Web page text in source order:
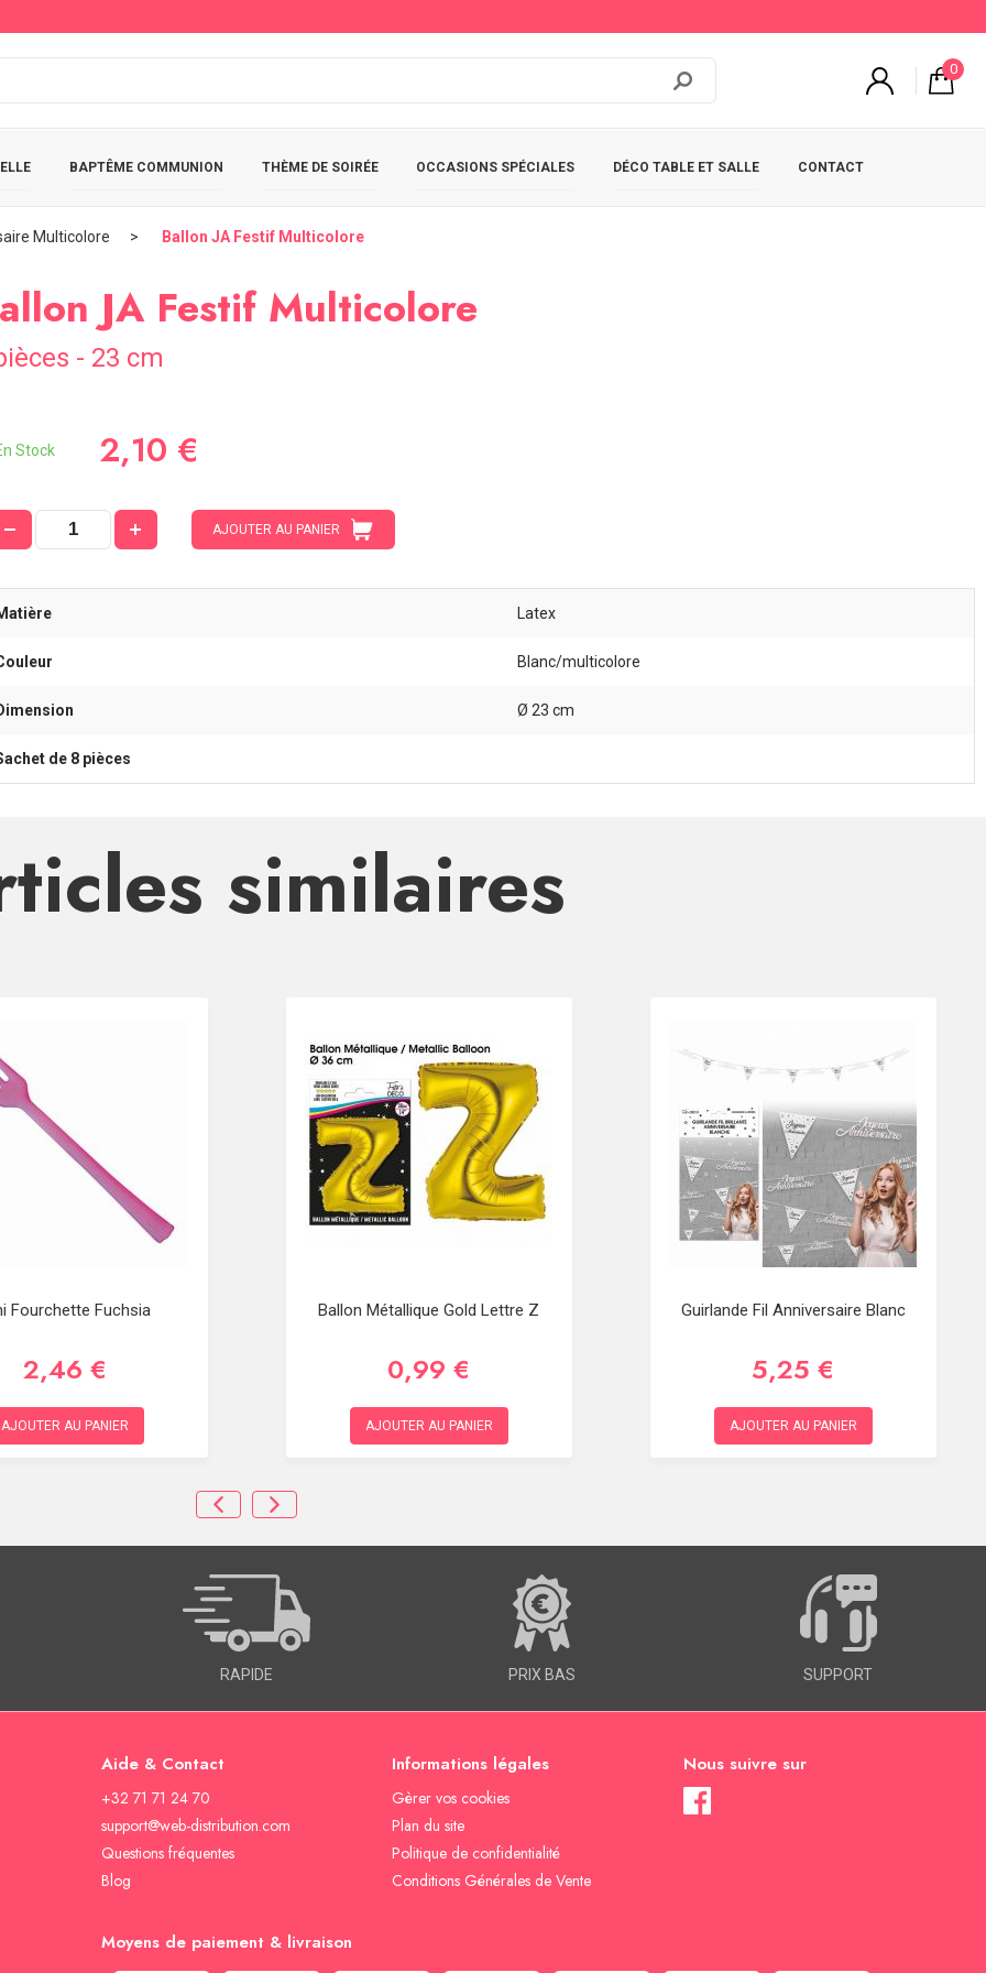
0
BAPTÊME COMMUNION THÈME DE SOIRÉE OCCASIONS SPÉCIALES DÉCO TABLE ET SALLE CONTACT
Multicolore Ballon JA Festif Multicolore
JA Festif Multicolore
- 23 cm
Stock 2,10 €
AJOUTER AU PANIER
Latex
Blanc/multicolore
Ø 23 cm
de 8 pièces
similaires
Fourchette Fuchsia
2,46 €
AJOUTER AU PANIER
Ballon Métallique Gold Lettre Z
0,99 €
AJOUTER AU PANIER
Guirlande Fil Anniversaire Blanc
5,25 €
AJOUTER AU PANIER
RAPIDE PRIX BAS SUPPORT
Aide & Contact
+32 71 71 24 70
support@web-distribution.com
Questions fréquentes
Blog
Informations légales
Gèrer vos cookies
Plan du site
Politique de confidentialité
Conditions Générales de Vente
Nous suivre sur
Moyens de paiement & livraison